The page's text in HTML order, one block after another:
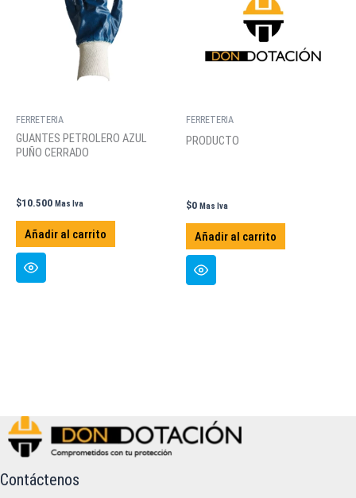
FERRETERIA
GUANTES PETROLERO AZUL
PUÑO CERRADO
$10.500 Mas Iva
Añadir al carrito
FERRETERIA
PRODUCTO
$0 Mas Iva
Añadir al carrito
Contáctenos